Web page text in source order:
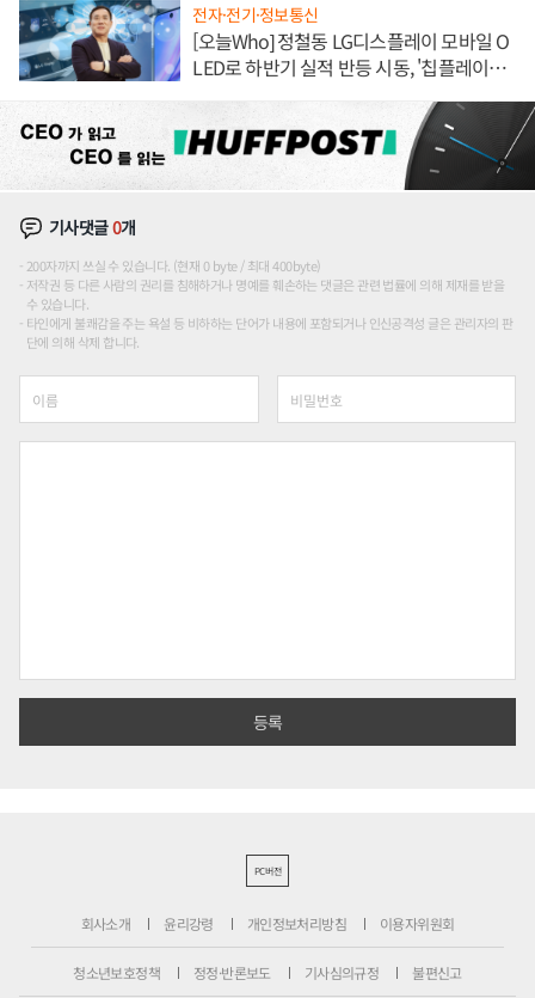
전자·전기·정보통신
[오늘Who] 정철동 LG디스플레이 모바일 O
LED로 하반기 실적 반등 시동, '칩플레이
기사댓글0개
200자까지 쓰실 수 있습니다. (현재 0 byte / 최대 400byte)
저작권 등 다른 사람의 권리를 침해하거나 명예를 훼손하는 댓글은 관련 법률에 의해 제재를 받을
수 있습니다.
타인에게 불쾌감을 주는 욕설 등 비하하는 단어가 내용에 포함되거나 인신공격성 글은 관리자의 판
단에 의해 삭제 합니다.
PC버전
회사소개 윤리강령 개인정보처리방침 이용자위원회
청소년보호정책 정정·반론보도 기사심의규정 불편신고